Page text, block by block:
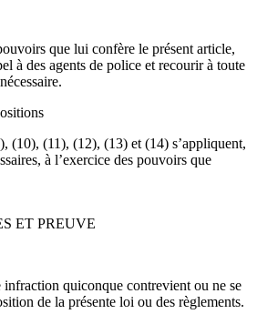
que lui confère le présent article,
à des agents de police et recourir à toute
(10), (11), (12), (13) et (14) s’appliquent,
à l’exercice des pouvoirs que
ET PREUVE
quiconque contrevient ou ne se
de la présente loi ou des règlements.